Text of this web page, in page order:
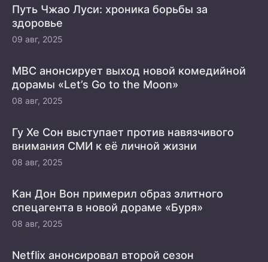
Путь Чжао Луси: хроника борьбы за
здоровье
09 авг, 2025
MBC анонсирует выход новой комедийной
дорамы «Let’s Go to the Moon»
08 авг, 2025
Гу Хе Сон выступает против навязчивого
внимания СМИ к её личной жизни
08 авг, 2025
Кан Дон Вон примерил образ элитного
спецагента в новой дораме «Буря»
08 авг, 2025
Netflix анонсировал второй сезон